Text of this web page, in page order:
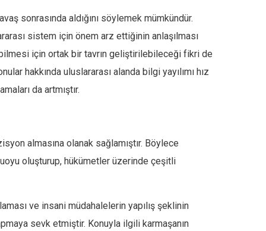
sonrasında aldığını söylemek mümkündür.
sistem için önem arz ettiğinin anlaşılması
için ortak bir tavrın geliştirilebileceği fikri de
hakkında uluslararası alanda bilgi yayılımı hız
da artmıştır.
almasına olanak sağlamıştır. Böylece
oluşturup, hükümetler üzerinde çeşitli
ve insani müdahalelerin yapılış şeklinin
sevk etmiştir. Konuyla ilgili karmaşanın